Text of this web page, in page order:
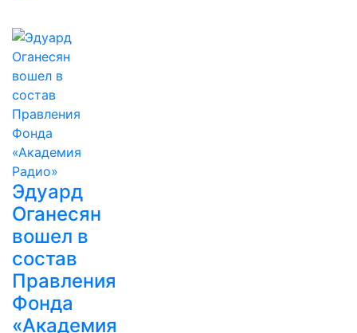
Эдуард
Оганесян
вошел в
состав
Правления
Фонда
«Академия